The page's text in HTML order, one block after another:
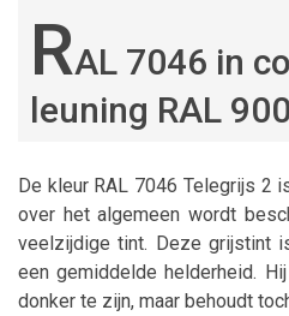
RAL 7046 in
leuning RAL
De kleur RAL 7046 Telegrijs 2
over het algemeen wordt
veelzijdige tint. Deze grijstint
een gemiddelde helderheid.
donker te zijn, maar behoudt